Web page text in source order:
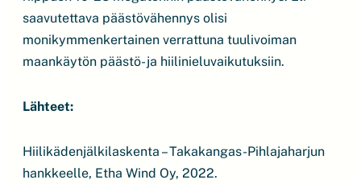
saavutettava päästövähennys olisi
monikymmenkertainen verrattuna tuulivoiman
maankäytön päästö- ja hiilinieluvaikutuksiin.
Lähteet:
Hiilikädenjälkilaskenta – Takakangas-Pihlajaharjun
hankkeelle, Etha Wind Oy, 2022.